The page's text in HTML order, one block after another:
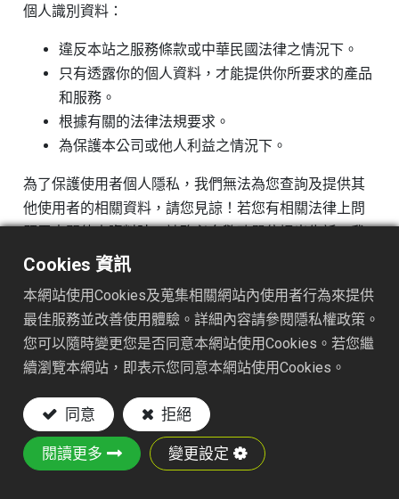
個人識別資料：
違反本站之服務條款或中華民國法律之情況下。
只有透露你的個人資料，才能提供你所要求的產品
和服務。
根據有關的法律法規要求。
為保護本公司或他人利益之情況下。
為了保護使用者個人隱私，我們無法為您查詢及提供其
他使用者的相關資料，請您見諒！若您有相關法律上問
們將全力配合警政單位調查並提供所有相關資料，以協
資料的蒐集與使用方式
為了提昇與本站使用者最佳的互動性服務(如：問
卷調查)，可能會請您提供相關個人的資料(如：電
話、住址、E-mail等相關資料)。
為提供您豐富的互動體驗，本站系統將會記錄本站
使用者瀏覽器上的服務器訊息，如：IP地址、存取
次數及點選內容等，這些訊息將作為流量分析與使
Cookies 資訊
本網站使用Cookies及蒐集相關網站內使用者行為來提供
最佳服務並改善使用體驗。詳細內容請參閱隱私權政策。
您可以隨時變更您是否同意本網站使用Cookies。若您繼
續瀏覽本網站，即表示您同意本網站使用Cookies。
同意 拒絕
閱讀更多 變更設定